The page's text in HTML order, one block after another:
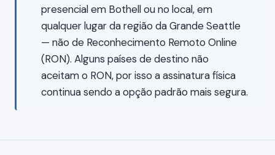
presencial em Bothell ou no local, em
qualquer lugar da região da Grande Seattle
— não de Reconhecimento Remoto Online
(RON). Alguns países de destino não
aceitam o RON, por isso a assinatura física
continua sendo a opção padrão mais segura.